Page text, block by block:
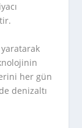
her gün
denizaltı